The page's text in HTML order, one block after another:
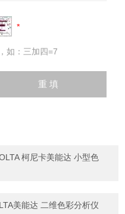
如：三加四=7
柯尼卡美能达 小型色
美能达 二维色彩分析仪